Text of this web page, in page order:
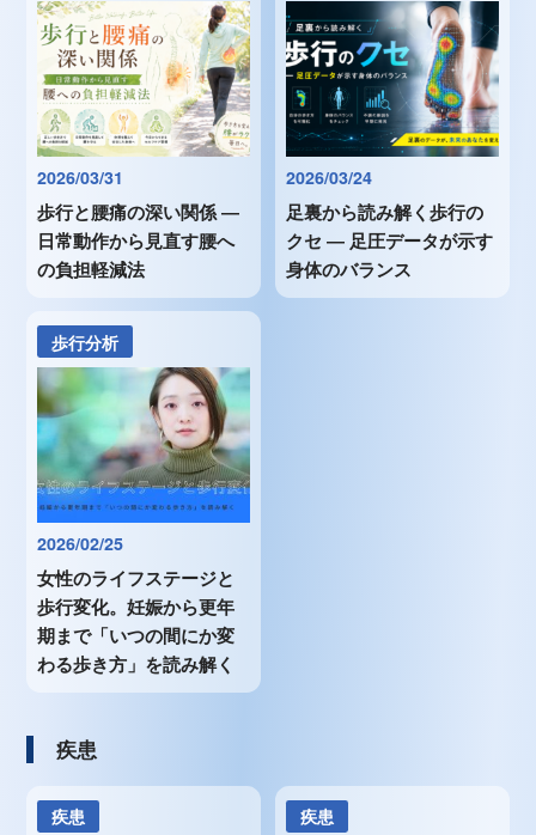
2026/03/31
歩行と腰痛の深い関係 ―
日常動作から見直す腰へ
の負担軽減法
2026/03/24
足裏から読み解く歩行の
クセ ― 足圧データが示す
身体のバランス
歩行分析
2026/02/25
女性のライフステージと
歩行変化。妊娠から更年
期まで「いつの間にか変
わる歩き方」を読み解く
疾患
疾患 疾患